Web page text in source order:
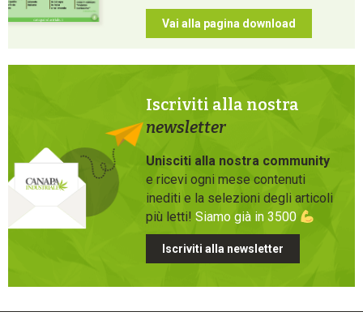
Vai alla pagina download
Iscriviti alla nostra
newsletter
Unisciti alla nostra community
e ricevi ogni mese contenuti
inediti e la selezioni degli articoli
più letti! Siamo già in 3500
Iscriviti alla newsletter